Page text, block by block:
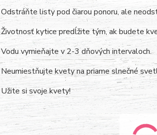
Odstráňte listy pod čiarou ponoru, ale
Životnosť kytice predĺžite tým, ak budete
Vodu vymieňajte v 2-3 dňových intervaloch.
Neumiestňujte kvety na priame slnečné
Užite si svoje kvety!